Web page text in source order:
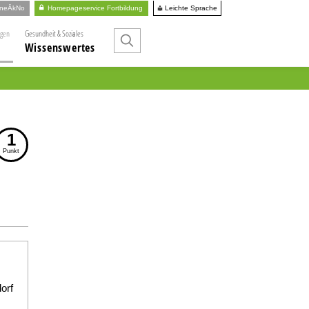
Homepageservice Fortbildung Leichte Sprache
Gesundheit & Soziales
Wissenswertes
1
Punkt